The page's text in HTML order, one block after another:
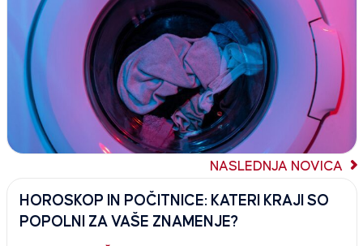
NASLEDNJA NOVICA
HOROSKOP IN POČITNICE: KATERI KRAJI SO
POPOLNI ZA VAŠE ZNAMENJE?